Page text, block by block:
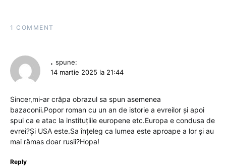
1 COMMENT
. spune:
14 martie 2025 la 21:44
Sincer,mi-ar crăpa obrazul sa spun asemenea
bazaconii.Popor roman cu un an de istorie a evreilor și apoi
spui ca e atac la instituțiile europene etc.Europa e condusa de
evrei?Și USA este.Sa înțeleg ca lumea este aproape a lor și au
mai rămas doar rusii?Hopa!
Reply